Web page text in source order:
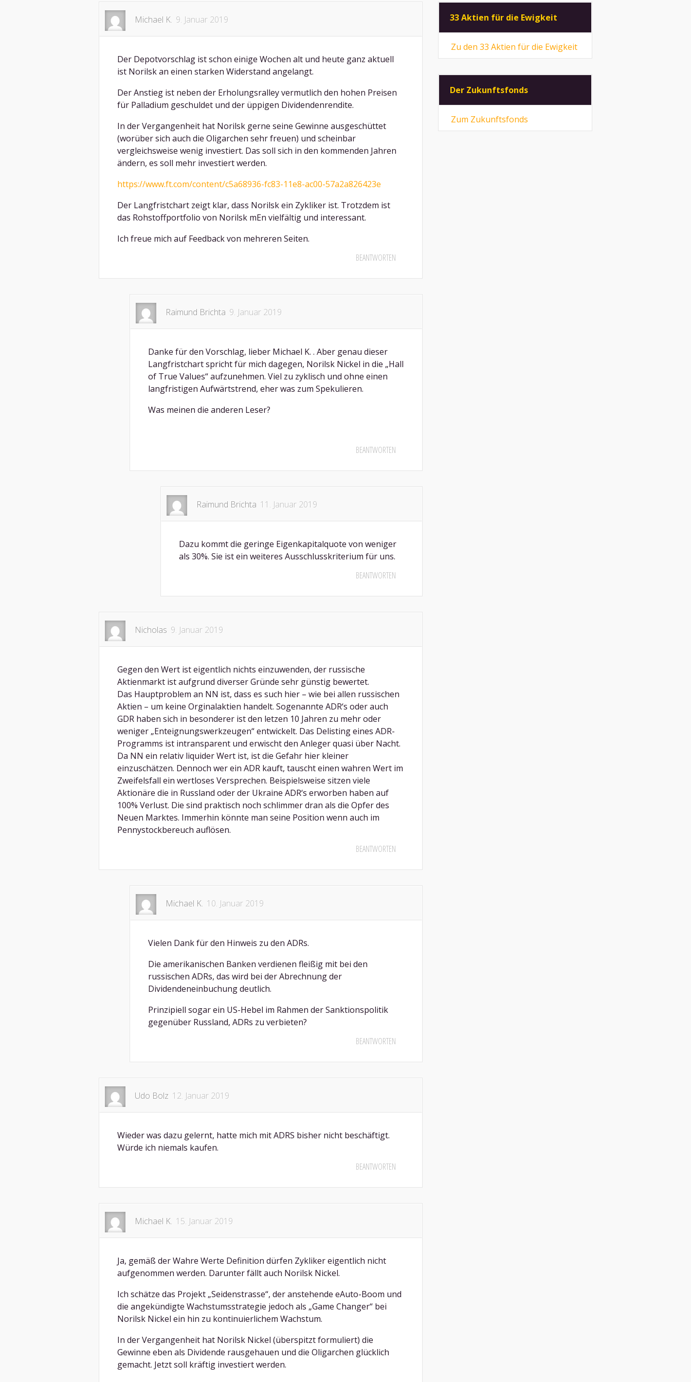
Michael K. 9. Januar 2019
Der Depotvorschlag ist schon einige Wochen alt und heute ganz aktuell
ist Norilsk an einen starken Widerstand angelangt.
Der Anstieg ist neben der Erholungsralley vermutlich den hohen Preisen
für Palladium geschuldet und der üppigen Dividendenrendite.
In der Vergangenheit hat Norilsk gerne seine Gewinne ausgeschüttet
(worüber sich auch die Oligarchen sehr freuen) und scheinbar
vergleichsweise wenig investiert. Das soll sich in den kommenden Jahren
ändern, es soll mehr investiert werden.
https://www.ft.com/content/c5a68936-fc83-11e8-ac00-57a2a826423e
Der Langfristchart zeigt klar, dass Norilsk ein Zykliker ist. Trotzdem ist
das Rohstoffportfolio von Norilsk mEn vielfältig und interessant.
Ich freue mich auf Feedback von mehreren Seiten.
BEANTWORTEN
Raimund Brichta 9. Januar 2019
Danke für den Vorschlag, lieber Michael K. . Aber genau dieser
Langfristchart spricht für mich dagegen, Norilsk Nickel in die „Hall
of True Values“ aufzunehmen. Viel zu zyklisch und ohne einen
langfristigen Aufwärtstrend, eher was zum Spekulieren.
Was meinen die anderen Leser?
BEANTWORTEN
Raimund Brichta 11. Januar 2019
Dazu kommt die geringe Eigenkapitalquote von weniger
als 30%. Sie ist ein weiteres Ausschlusskriterium für uns.
BEANTWORTEN
Nicholas 9. Januar 2019
Gegen den Wert ist eigentlich nichts einzuwenden, der russische
Aktienmarkt ist aufgrund diverser Gründe sehr günstig bewertet.
Das Hauptproblem an NN ist, dass es such hier – wie bei allen russischen
Aktien – um keine Orginalaktien handelt. Sogenannte ADR‘s oder auch
GDR haben sich in besonderer ist den letzen 10 Jahren zu mehr oder
weniger „Enteignungswerkzeugen“ entwickelt. Das Delisting eines ADR-
Programms ist intransparent und erwischt den Anleger quasi über Nacht.
Da NN ein relativ liquider Wert ist, ist die Gefahr hier kleiner
einzuschätzen. Dennoch wer ein ADR kauft, tauscht einen wahren Wert im
Zweifelsfall ein wertloses Versprechen. Beispielsweise sitzen viele
Aktionäre die in Russland oder der Ukraine ADR‘s erworben haben auf
100% Verlust. Die sind praktisch noch schlimmer dran als die Opfer des
Neuen Marktes. Immerhin könnte man seine Position wenn auch im
Pennystockbereuch auflösen.
BEANTWORTEN
Michael K. 10. Januar 2019
Vielen Dank für den Hinweis zu den ADRs.
Die amerikanischen Banken verdienen fleißig mit bei den
russischen ADRs, das wird bei der Abrechnung der
Dividendeneinbuchung deutlich.
Prinzipiell sogar ein US-Hebel im Rahmen der Sanktionspolitik
gegenüber Russland, ADRs zu verbieten?
BEANTWORTEN
Udo Bolz 12. Januar 2019
Wieder was dazu gelernt, hatte mich mit ADRS bisher nicht beschäftigt.
Würde ich niemals kaufen.
BEANTWORTEN
Michael K. 15. Januar 2019
Ja, gemäß der Wahre Werte Definition dürfen Zykliker eigentlich nicht
aufgenommen werden. Darunter fällt auch Norilsk Nickel.
Ich schätze das Projekt „Seidenstrasse“, der anstehende eAuto-Boom und
die angekündigte Wachstumsstrategie jedoch als „Game Changer“ bei
Norilsk Nickel ein hin zu kontinuierlichem Wachstum.
In der Vergangenheit hat Norilsk Nickel (überspitzt formuliert) die
Gewinne eben als Dividende rausgehauen und die Oligarchen glücklich
gemacht. Jetzt soll kräftig investiert werden.
33 Aktien für die Ewigkeit
Zu den 33 Aktien für die Ewigkeit
Der Zukunftsfonds
Zum Zukunftsfonds